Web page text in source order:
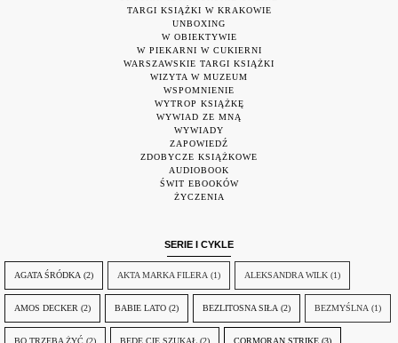
TARGI KSIĄŻKI W KRAKOWIE
UNBOXING
W OBIEKTYWIE
W PIEKARNI W CUKIERNI
WARSZAWSKIE TARGI KSIĄŻKI
WIZYTA W MUZEUM
WSPOMNIENIE
WYTROP KSIĄŻKĘ
WYWIAD ZE MNĄ
WYWIADY
ZAPOWIEDŹ
ZDOBYCZE KSIĄŻKOWE
AUDIOBOOK
ŚWIT EBOOKÓW
ŻYCZENIA
SERIE I CYKLE
AGATA ŚRÓDKA (2) AKTA MARKA FILERA (1) ALEKSANDRA WILK (1)
AMOS DECKER (2) BABIE LATO (2) BEZLITOSNA SIŁA (2) BEZMYŚLNA (1)